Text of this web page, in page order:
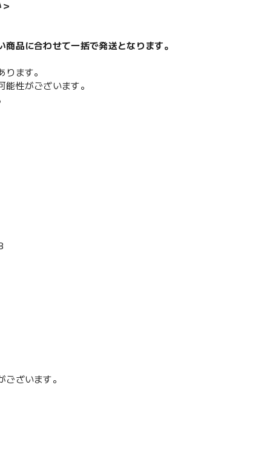
品に合わせて一括で発送となります。
ます。
性がございます。
ざいます。